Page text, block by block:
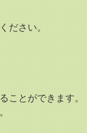
ださい。
ことができます。